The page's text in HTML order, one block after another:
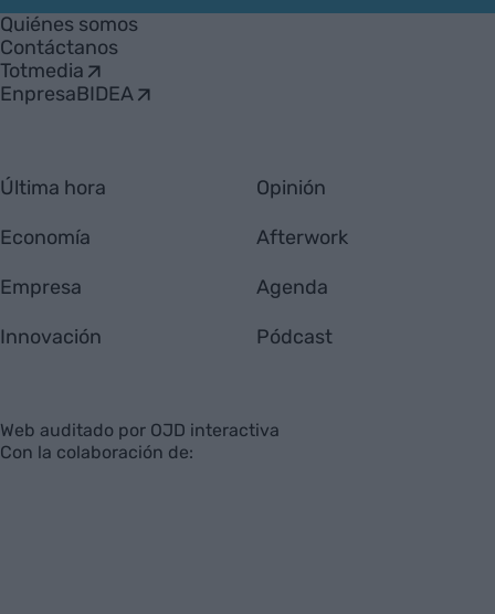
Empresa
Quiénes somos
Contáctanos
Totmedia
EnpresaBIDEA
Última hora
Economía
Empresa
Innovación
Opinión
Afterwork
Agenda
Pódcast
Web auditado por OJD interactiva
Con la colaboración de: